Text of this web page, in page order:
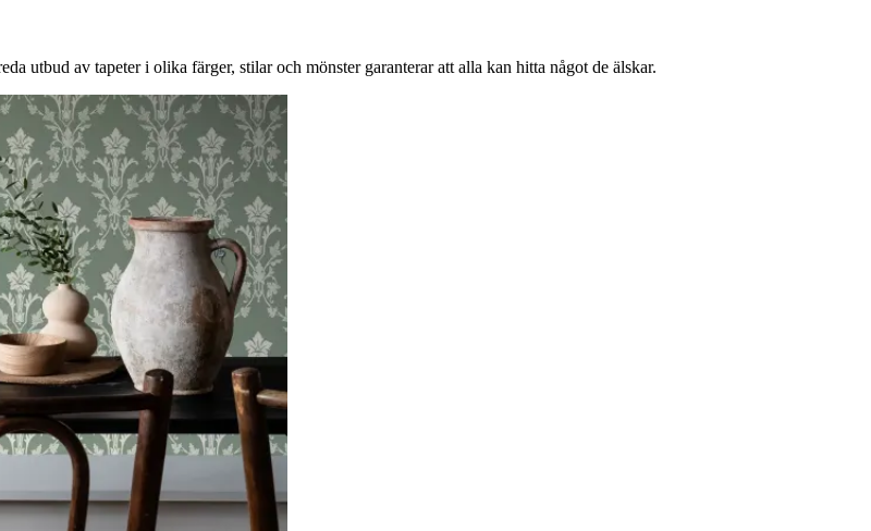
utbud av tapeter i olika färger, stilar och mönster garanterar att alla kan hitta något de älskar.